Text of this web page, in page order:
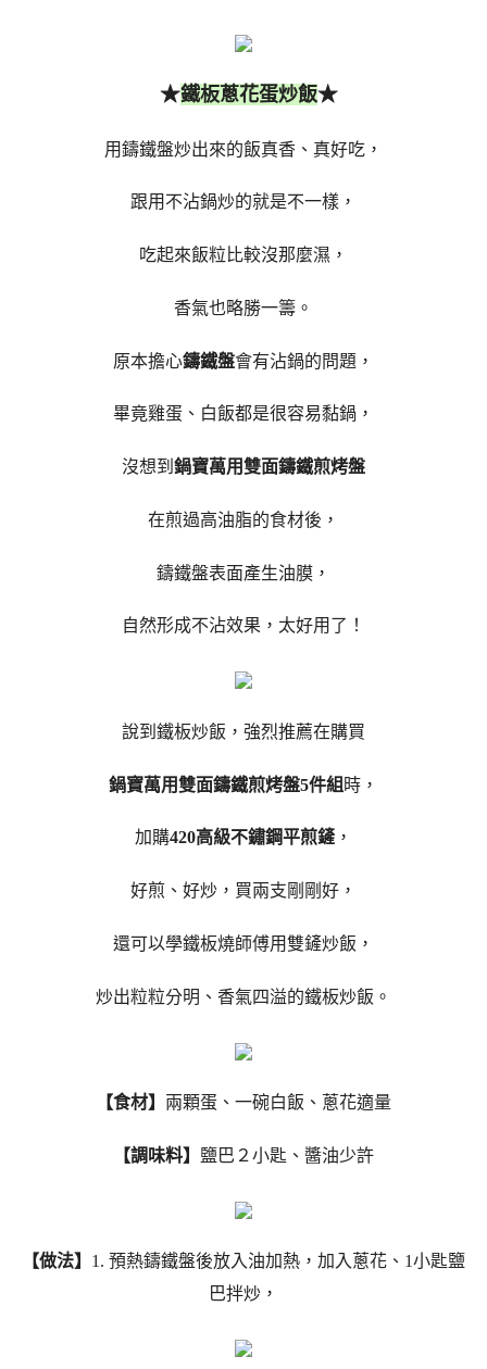
★鐵板蔥花蛋炒飯★
用鑄鐵盤炒出來的飯真香、真好吃，
跟用不沾鍋炒的就是不一樣，
吃起來飯粒比較沒那麼濕，
香氣也略勝一籌。
原本擔心鑄鐵盤會有沾鍋的問題，
畢竟雞蛋、白飯都是很容易黏鍋，
沒想到 鍋寶萬用雙面鑄鐵煎烤盤
在煎過高油脂的食材後，
鑄鐵盤表面產生油膜，
自然形成不沾效果，太好用了！
說到鐵板炒飯，強烈推薦在購買
鍋寶萬用雙面鑄鐵煎烤盤5件組 時，
加購420高級不鏽鋼平煎鏟 ，
好煎、好炒，買兩支剛剛好，
還可以學鐵板燒師傅用雙鏟炒飯，
炒出粒粒分明、香氣四溢的鐵板炒飯。
【食材】 兩顆蛋、一碗白飯、蔥花適量
【調味料】 鹽巴２小匙、醬油少許
【做法】 1. 預熱鑄鐵盤後放入油加熱，加入蔥花、1小匙鹽
巴拌炒，